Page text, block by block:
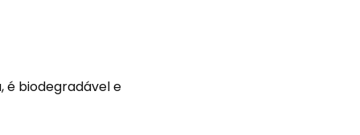
é biodegradável e